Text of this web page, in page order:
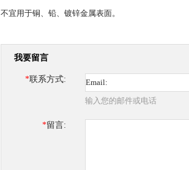
不宜用于铜、铅、镀锌金属表面。
我要留言
*联系方式:
输入您的邮件或电话
*留言: